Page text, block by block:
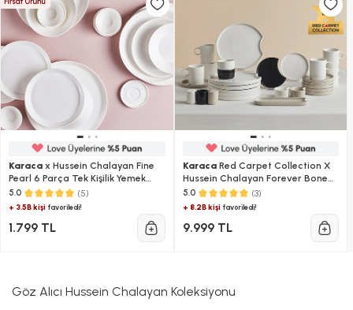
Karaca x Hussein Chalayan Fine
Pearl 6 Parça Tek Kişilik Yemek
Takımı
5.0 (5)
+ 3.5B kişi favoriledi!
1.799 TL
KaracaRed Carpet Collection X
Hussein Chalayan Forever Bone
Poly 28 Parça 6 Kişilik Kahvaltı
Takımı
5.0 (3)
+ 8.2B kişifavoriledi!
9.999 TL
Göz Alıcı Hussein Chalayan Koleksiyonu